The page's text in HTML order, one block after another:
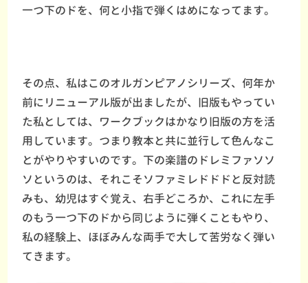
一つ下のドを、何と小指で弾くはめになってます。
その点、私はこのオルガンピアノシリーズ、何年か
前にリニューアル版が出ましたが、旧版もやってい
た私としては、ワークブックはかなり旧版の方を活
用しています。つまり教本と共に並行して色んなこ
とがやりやすいのです。下の楽譜のドレミファソソ
ソというのは、それこそソファミレドドドと反対読
みも、幼児はすぐ覚え、右手どころか、これに左手
のもう一つ下のドから同じように弾くこともやり、
私の経験上、ほぼみんな両手で大して苦労なく弾い
てきます。